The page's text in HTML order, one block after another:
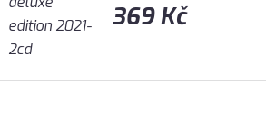
369 Kč